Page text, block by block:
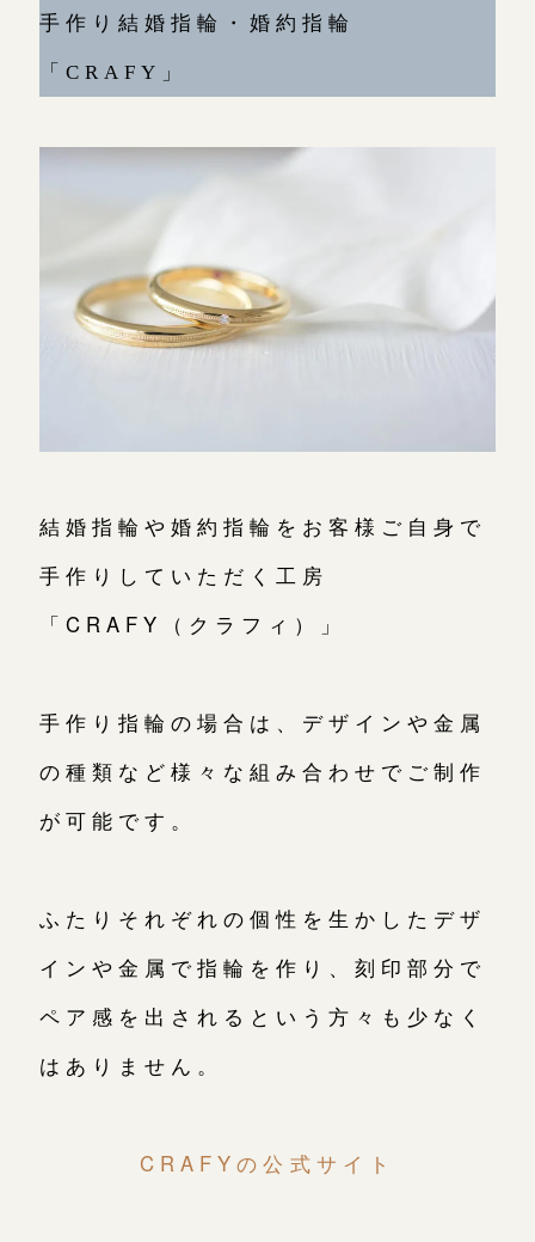
手作り結婚指輪・婚約指輪
「CRAFY」
結婚指輪や婚約指輪をお客様ご自身で
手作りしていただく工房
「CRAFY（クラフィ）」
手作り指輪の場合は、デザインや金属
の種類など様々な組み合わせでご制作
が可能です。
ふたりそれぞれの個性を生かしたデザ
インや金属で指輪を作り、刻印部分で
ペア感を出されるという方々も少なく
はありません。
CRAFYの公式サイト
表参道店
吉祥寺店
川越店 来店ご予約
京都店 来店ご予約
オーダーメイド